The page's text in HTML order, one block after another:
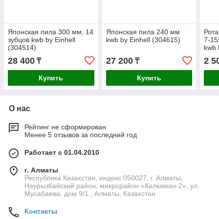
Японская пила 300 мм, 14
зубцов kwb by Einhell
(304514)
28 400 ₸
Купить
Японская пила 240 мм
kwb by Einhell (304615)
27 200₸
Купить
7-
kwb
2
О нас
Рейтинг не сформирован
Менее 5 отзывов за последний год
Работает с 01.04.2010
г. Алматы
Республика Казахстан, индекс 050027, г. Алматы,
Наурызбайский район, микрорайон «Калкаман-2», ул.
Мусабаева, дом 9/1., Алматы, Казахстан
Контакты